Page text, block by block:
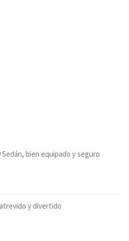
Sedán, bien equipado y seguro
y divertido